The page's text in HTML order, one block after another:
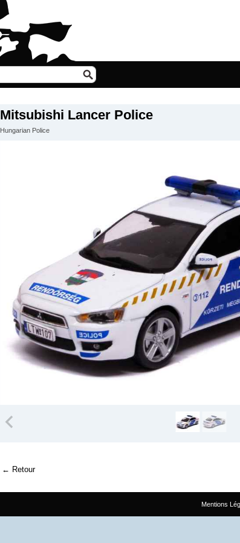
Mitsubishi Lancer Police
Hungarian Police
Retour
Mentions